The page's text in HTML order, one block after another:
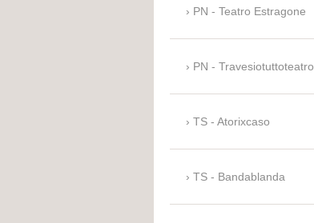
PN - Teatro Estragone
PN - Travesiotuttoteatro
TS - Atorixcaso
TS - Bandablanda